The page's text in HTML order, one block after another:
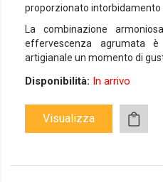
proporzionato intorbidamento
La combinazione
effervescenza agrumata
artigianale un momento di
Disponibilità: In arrivo
Visualizza